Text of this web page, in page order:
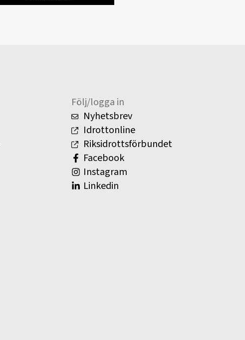
Följ/logga in
Nyhetsbrev
Idrottonline
Riksidrottsförbundet
Facebook
Instagram
Linkedin